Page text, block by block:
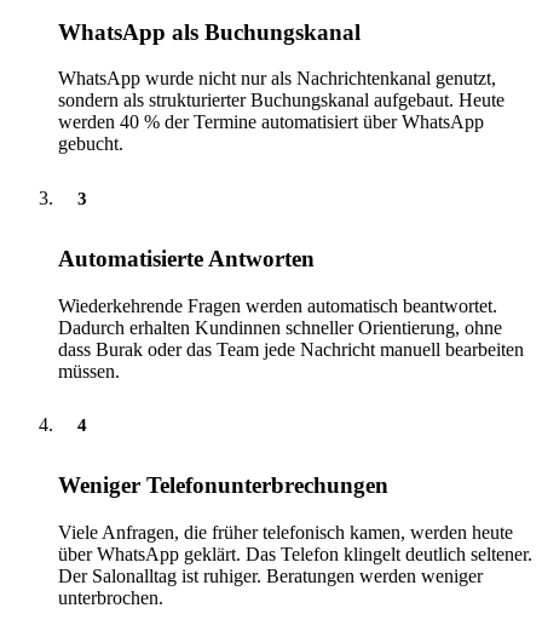
WhatsApp als Buchungskanal
WhatsApp wurde nicht nur als Nachrichtenkanal genutzt,
sondern als strukturierter Buchungskanal aufgebaut. Heute
werden 40 % der Termine automatisiert über WhatsApp
gebucht.
3
Automatisierte Antworten
Wiederkehrende Fragen werden automatisch beantwortet.
Dadurch erhalten Kundinnen schneller Orientierung, ohne
dass Burak oder das Team jede Nachricht manuell bearbeiten
müssen.
4
Weniger Telefonunterbrechungen
Viele Anfragen, die früher telefonisch kamen, werden heute
über WhatsApp geklärt. Das Telefon klingelt deutlich seltener.
Der Salonalltag ist ruhiger. Beratungen werden weniger
unterbrochen.